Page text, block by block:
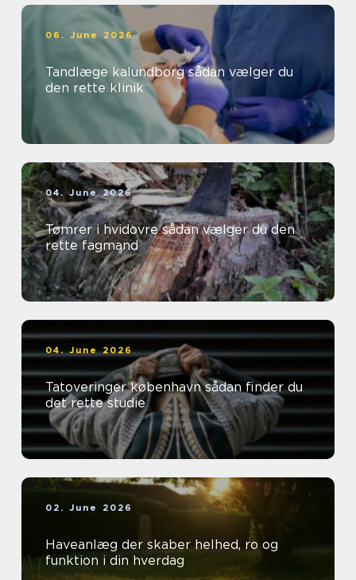
06. June 2026
Tandlæge kalundborg sådan vælger du
den rette klinik
04. June 2026
Tømrer i hvidovre sådan vælger du den
rette fagmand
04. June 2026
Tatoveringer københavn sådan finder du
det rette studie
02. June 2026
Haveanlæg der skaber helhed, ro og
funktion i din hverdag